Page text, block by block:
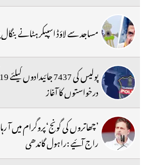
مساجد سے لاؤڈ اسپیکر ہٹانے بنگال
درخواستوں کا آغاز
’چھاتروں کی گونج‘پروگرام میں
راج آئیے :راہول گاندھی